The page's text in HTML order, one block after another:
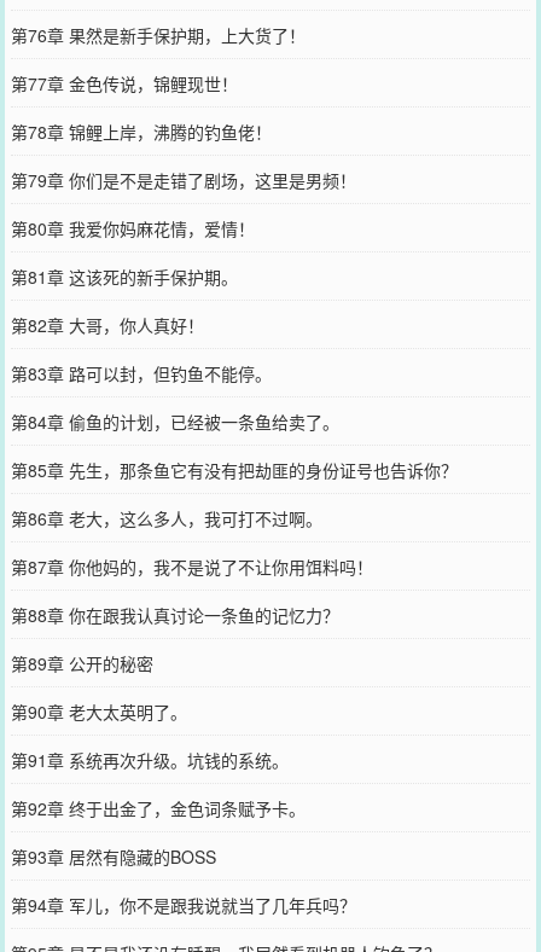
第76章 果然是新手保护期，上大货了！
第77章 金色传说，锦鲤现世！
第78章 锦鲤上岸，沸腾的钓鱼佬！
第79章 你们是不是走错了剧场，这里是男频！
第80章 我爱你妈麻花情，爱情！
第81章 这该死的新手保护期。
第82章 大哥，你人真好！
第83章 路可以封，但钓鱼不能停。
第84章 偷鱼的计划，已经被一条鱼给卖了。
第85章 先生，那条鱼它有没有把劫匪的身份证号也告诉你？
第86章 老大，这么多人，我可打不过啊。
第87章 你他妈的，我不是说了不让你用饵料吗！
第88章 你在跟我认真讨论一条鱼的记忆力？
第89章 公开的秘密
第90章 老大太英明了。
第91章 系统再次升级。坑钱的系统。
第92章 终于出金了，金色词条赋予卡。
第93章 居然有隐藏的BOSS
第94章 军儿，你不是跟我说就当了几年兵吗？